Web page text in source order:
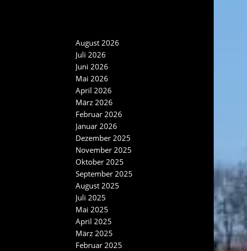
August 2026
Juli 2026
Juni 2026
Mai 2026
April 2026
März 2026
Februar 2026
Januar 2026
Dezember 2025
November 2025
Oktober 2025
September 2025
August 2025
Juli 2025
Mai 2025
April 2025
März 2025
Februar 2025